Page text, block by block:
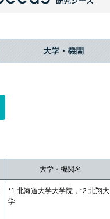
大学・機関名
*1 北海道大学大学院，*2 北翔大
学